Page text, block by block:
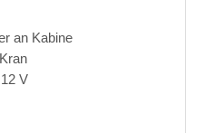
an Kabine
V